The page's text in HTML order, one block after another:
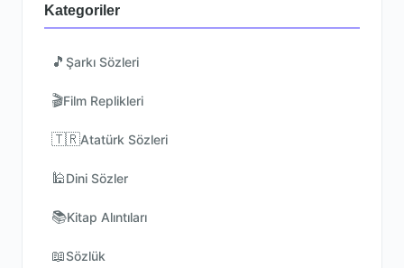
Kategoriler
🎵 Şarkı Sözleri
🎬Film Replikleri
🇹🇷Atatürk Sözleri
🕌Dini Sözler
📚Kitap Alıntıları
📖Sözlük